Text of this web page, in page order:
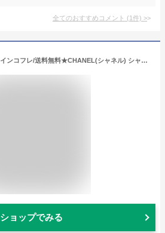
全てのおすすめコメント (1件) >
★ハッピーバレンタインコフレ/送料無料★CHANEL(シャネル) シャネル N°5 ロー オードゥ トワレット ミニ ツィスト＆スプレイ(7ml＋リフィル2本付)
ショップでみる